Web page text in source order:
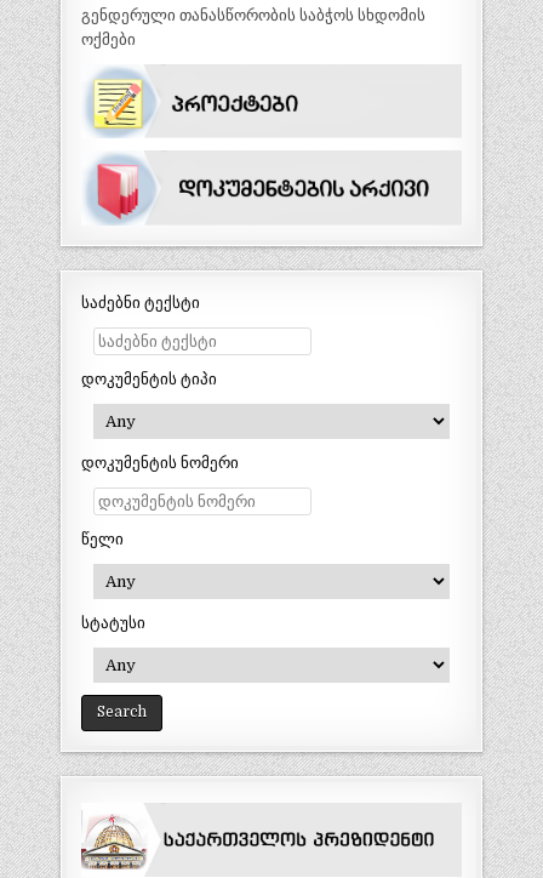
გენდერული თანასწორობის საბჭოს სხდომის
ოქმები
საძებნი ტექსტი
დოკუმენტის ტიპი
დოკუმენტის ნომერი
წელი
სტატუსი